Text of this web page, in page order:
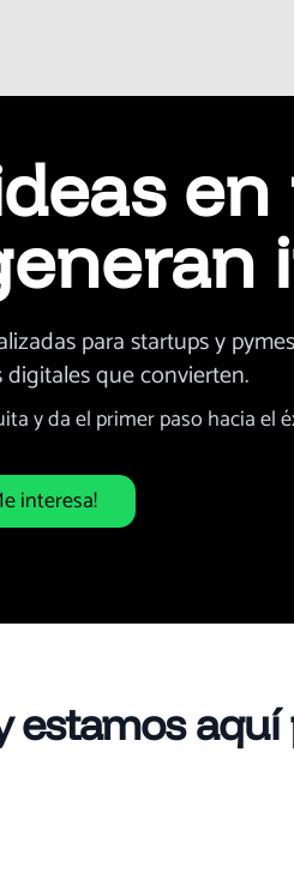
en
para startups y
que convierten.
y da el primer paso hacia el
interesa!
aquí